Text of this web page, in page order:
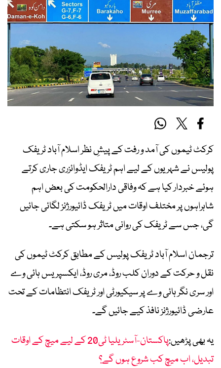
کرکٹ ٹیموں کی آمد و رفت کے پیشِ نظر اسلام آباد ٹریفک
پولیس نے شہریوں کے لیے اہم ٹریفک ایڈوائزری جاری کرتے
ہوئے خبردار کیا ہے کہ وفاقی دارالحکومت کی بعض اہم
شاہراہوں پر مختلف اوقات میں ٹریفک ڈائیورژنز لگائی جائیں
گی، جس سے ٹریفک کی روانی متاثر ہو سکتی ہے۔
ترجمان اسلام آباد ٹریفک پولیس کے مطابق کرکٹ ٹیموں کی
نقل و حرکت کے دوران کلب روڈ، مری روڈ، ایکسپریس ہائی وے
اور سری نگر ہائی وے پر سیکیورٹی اور ٹریفک انتظامات کے تحت
عارضی ڈائیورژنز نافذ کیے جائیں گے۔
یہ بھی پڑھیں:
پاکستان-آسٹریلیا ٹی20 کے لیے میچ کے اوقات
تبدیل، اب میچ کب شروع ہوں گے؟